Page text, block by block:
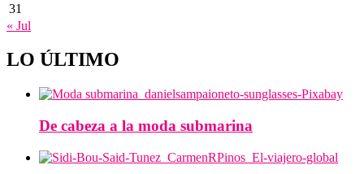
31
« Jul
LO ÚLTIMO
De cabeza a la moda submarina